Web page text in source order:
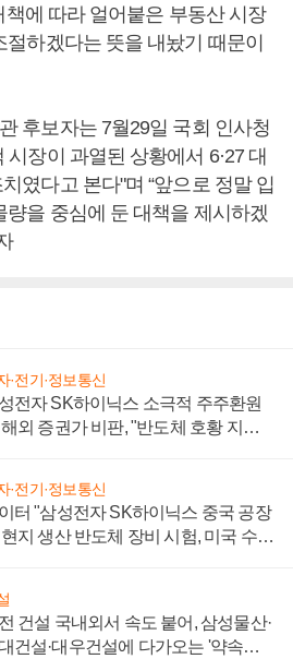
책에 따라 얼어붙은 부동산 시장
하겠다는 뜻을 내놨기 때문이
후보자는 7월29일 국회 인사청
시장이 과열된 상황에서 6·27 대
였다고 본다"며 “앞으로 정말 입
량을 중심에 둔 대책을 제시하겠
·전기·정보통신
전자 SK하이닉스 소극적 주주환원
외 증권가 비판, "반도체 호황 지속
·전기·정보통신
터 "삼성전자 SK하이닉스 중국 공장
지 생산 반도체 장비 시험, 미국 수출
건설 국내외서 속도 붙어, 삼성물산·
건설·대우건설에 다가오는 '약속의